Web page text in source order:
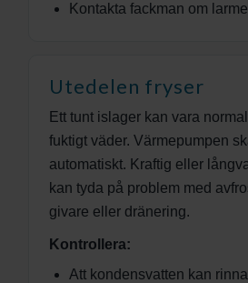
Kontakta fackman om
Utedelen fryser
Ett tunt islager kan vara
fuktigt väder. Värmepumpen
automatiskt. Kraftig eller
kan tyda på problem med
givare eller dränering.
Kontrollera:
Att kondensvatten kan